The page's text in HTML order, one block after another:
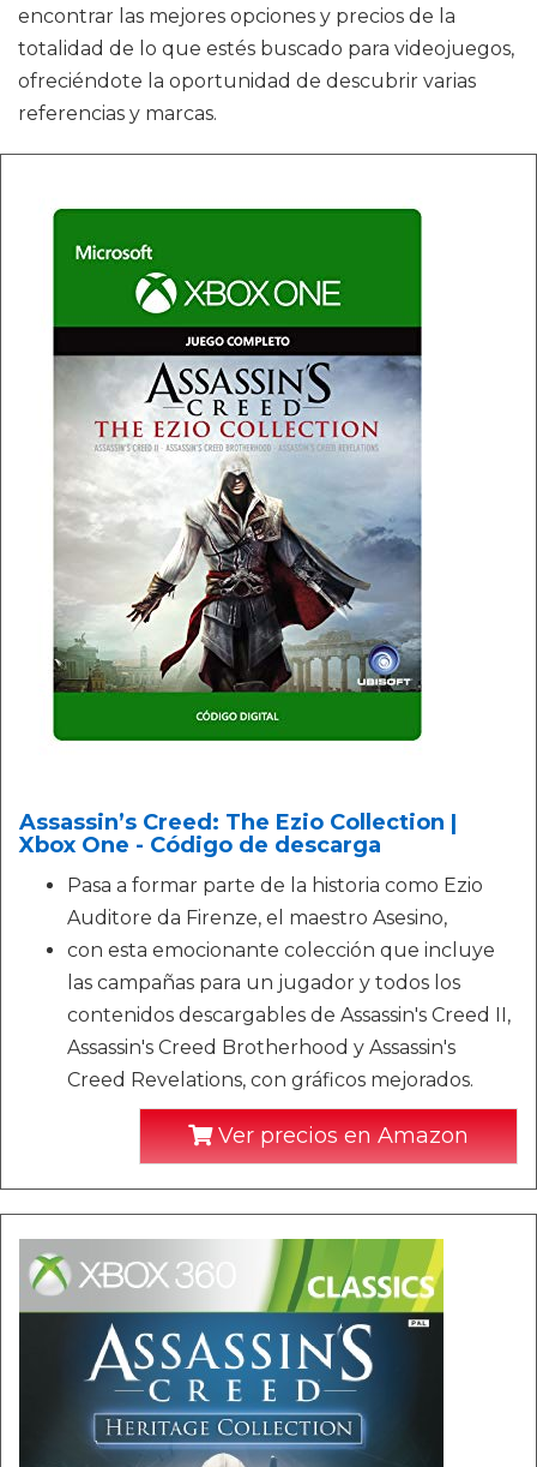
encontrar las mejores opciones y precios de la
totalidad de lo que estés buscado para videojuegos,
ofreciéndote la oportunidad de descubrir varias
referencias y marcas.
Assassin’s Creed: The Ezio Collection |
Xbox One - Código de descarga
Pasa a formar parte de la historia como Ezio
Auditore da Firenze, el maestro Asesino,
con esta emocionante colección que incluye
las campañas para un jugador y todos los
contenidos descargables de Assassin's Creed II,
Assassin's Creed Brotherhood y Assassin's
Creed Revelations, con gráficos mejorados.
Ver precios en Amazon